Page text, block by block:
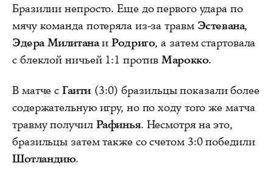
Бразилии непросто. Еще до первого удара по
мячу команда потеряла из‑за травм Эстевана,
Эдера МилитанаиРодриго, а затем стартовала
с блеклой ничьей 1:1 противМарокко.
В матче с Гаити (3:0) бразильцы показали более
содержательную игру, но по ходу того же матча
травму получил Рафинья. Несмотря на это,
бразильцы затем также со счетом 3:0 победили
Шотландию.